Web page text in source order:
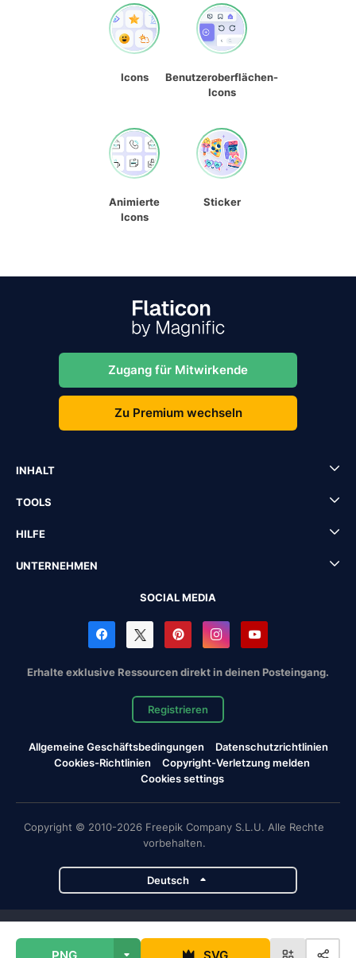
Icons
Benutzeroberflächen-
Icons
Animierte
Icons
Sticker
Zugang für Mitwirkende
Zu Premium wechseln
INHALT
TOOLS
HILFE
UNTERNEHMEN
SOCIAL MEDIA
Erhalte exklusive Ressourcen direkt in deinen Posteingang.
Registrieren
Allgemeine Geschäftsbedingungen
Datenschutzrichtlinien
Cookies-Richtlinien
Copyright-Verletzung melden
Cookies settings
Copyright © 2010-2026 Freepik Company S.L.U. Alle Rechte
vorbehalten.
Deutsch